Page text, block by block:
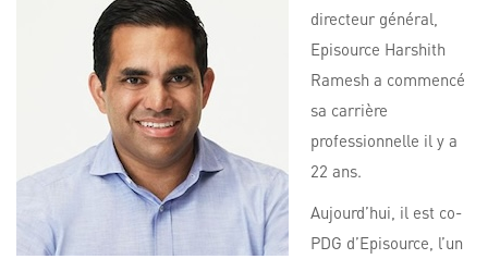
directeur général,
Episource Harshith
Ramesh a commencé
sa carrière
professionnelle il y a
22 ans.
Aujourd’hui, il est co-
PDG d’Episource, l’un